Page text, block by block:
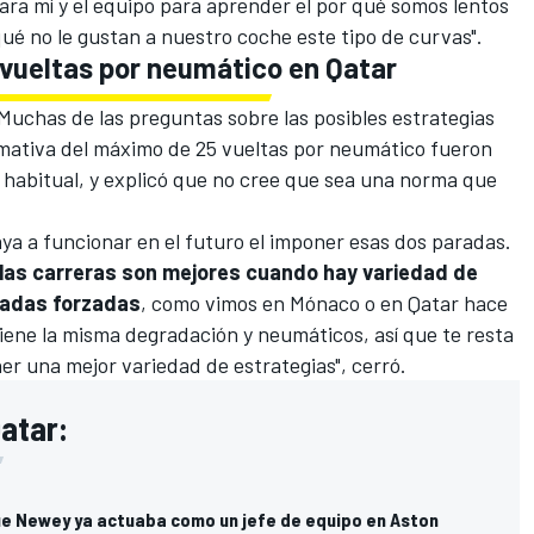
no le gustan a nuestro coche este tipo de curvas".
por neumático en Qatar
de las preguntas sobre las posibles estrategias
del máximo de 25 vueltas por neumático fueron
y explicó que no cree que sea una norma que
a funcionar en el futuro el imponer esas dos paradas.
carreras son mejores cuando hay variedad de
forzadas, como vimos en Mónaco o en Qatar hace
la misma degradación y neumáticos, así que te resta
una mejor variedad de estrategias", cerró.
Newey ya actuaba como un jefe de equipo en Aston